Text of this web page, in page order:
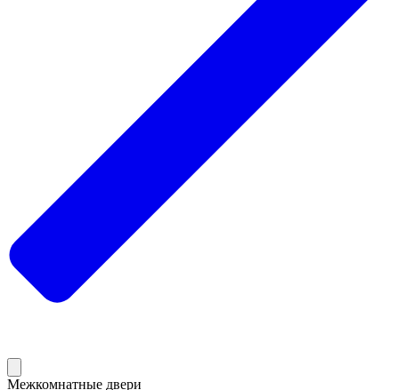
Межкомнатные двери